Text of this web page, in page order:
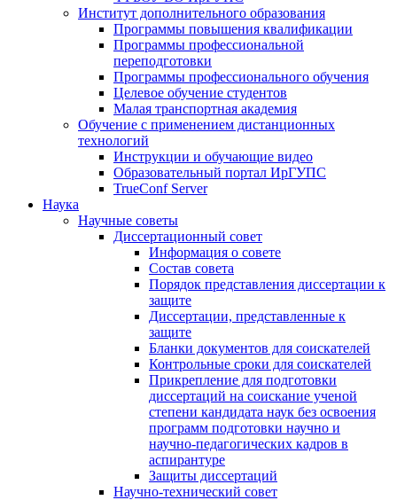
Институт дополнительного образования
Программы повышения квалификации
Программы профессиональной
переподготовки
Программы профессионального обучения
Целевое обучение студентов
Малая транспортная академия
Обучение с применением дистанционных
технологий
Инструкции и обучающие видео
Образовательный портал ИрГУПС
TrueConf Server
Наука
Научные советы
Диссертационный совет
Информация о совете
Состав совета
Порядок представления диссертации к
защите
Диссертации, представленные к
защите
Бланки документов для соискателей
Контрольные сроки для соискателей
Прикрепление для подготовки
диссертаций на соискание ученой
степени кандидата наук без освоения
программ подготовки научно и
научно-педагогических кадров в
аспирантуре
Защиты диссертаций
Научно-технический совет